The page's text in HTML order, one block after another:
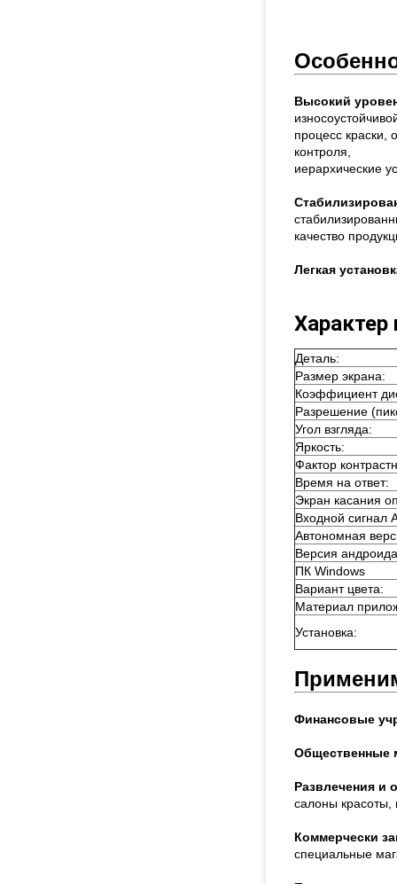
Высокий
процесс краски,
контроля,
иерархические
качество
Легкая
Характер
Деталь:
Размер экрана:
Коэффициент
Разрешение
Угол взгляда:
Яркость:
Фактор
Время на ответ:
Экран касания
Входной сигнал
Автономная
Версия андроида
ПК Windows
Вариант цвета:
Материал
Установка:
Финансовые
Общественные
Развлечения и
салоны
Коммерчески
специальные